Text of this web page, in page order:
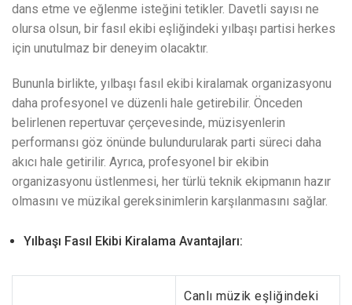
dans etme ve eğlenme isteğini tetikler. Davetli sayısı ne
olursa olsun, bir fasıl ekibi eşliğindeki yılbaşı partisi herkes
için unutulmaz bir deneyim olacaktır.
Bununla birlikte, yılbaşı fasıl ekibi kiralamak organizasyonu
daha profesyonel ve düzenli hale getirebilir. Önceden
belirlenen repertuvar çerçevesinde, müzisyenlerin
performansı göz önünde bulundurularak parti süreci daha
akıcı hale getirilir. Ayrıca, profesyonel bir ekibin
organizasyonu üstlenmesi, her türlü teknik ekipmanın hazır
olmasını ve müzikal gereksinimlerin karşılanmasını sağlar.
Yılbaşı Fasıl Ekibi Kiralama Avantajları:
Canlı müzik eşliğindeki